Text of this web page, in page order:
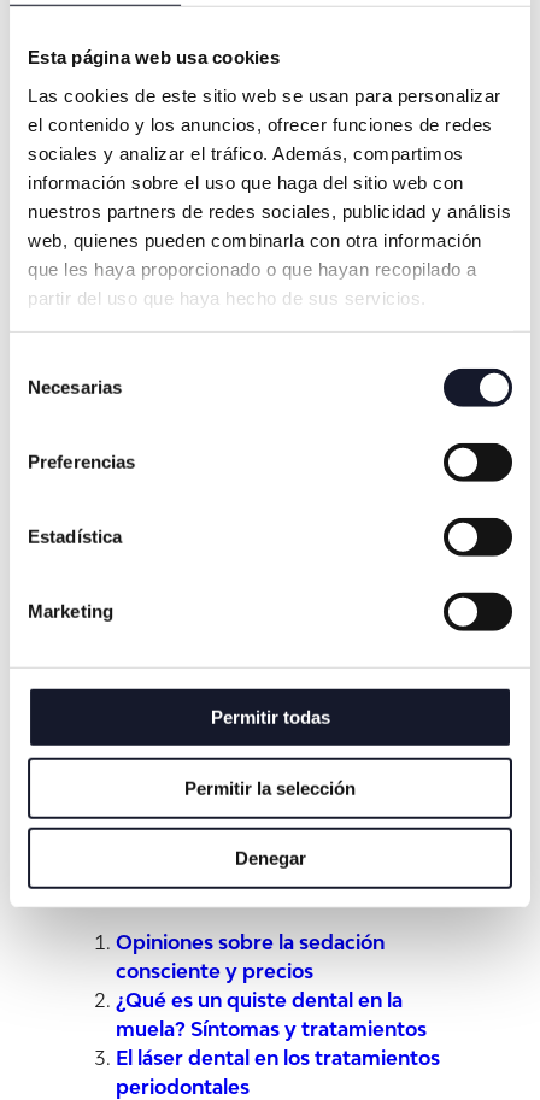
Esta página web usa cookies
Las cookies de este sitio web se usan para personalizar
el contenido y los anuncios, ofrecer funciones de redes
sociales y analizar el tráfico. Además, compartimos
información sobre el uso que haga del sitio web con
nuestros partners de redes sociales, publicidad y análisis
web, quienes pueden combinarla con otra información
que les haya proporcionado o que hayan recopilado a
partir del uso que haya hecho de sus servicios.
Necesarias
Preferencias
Estadística
Marketing
Permitir todas
Permitir la selección
Denegar
visita gratuitapara que podamos
asesorarte? Contamos con las técnicas
odontológicas más punteras del mercado,
y somos capaces de ofrecerte las mejores
soluciones disponibles.
Si buscas undentista en Zaragoza… ¡no lo
pienses más! Te esperamos.
Especialista en Estomatología y Doctor en Medicina y
Cirugía. Su experiencia se extiende a la Implantología,
colaboración con The New York University. Es miembro
congresos y ha dado numerosas conferencias y cursos
en universidades. Ha contribuido a la literatura
odontológica con libros, capítulos y artículos científicos.
Artículos relacionados:
Opiniones sobre la sedación
consciente y precios
¿Qué es un quiste dental en la
muela? Síntomas y tratamientos
El láser dental en los tratamientos
periodontales